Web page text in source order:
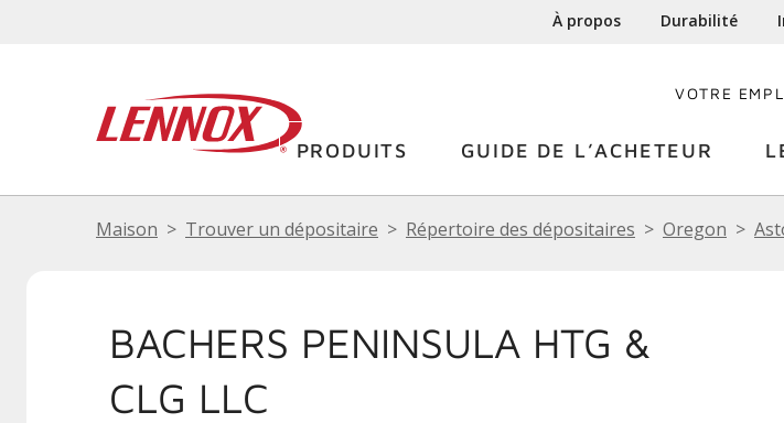
À propos Durabilité
VOTRE
PRODUITS GUIDE DE L’ACHETEUR
Maison Trouver un dépositaire Répertoire des dépositaires Oregon
BACHERS PENINSULA HTG &
CLG LLC